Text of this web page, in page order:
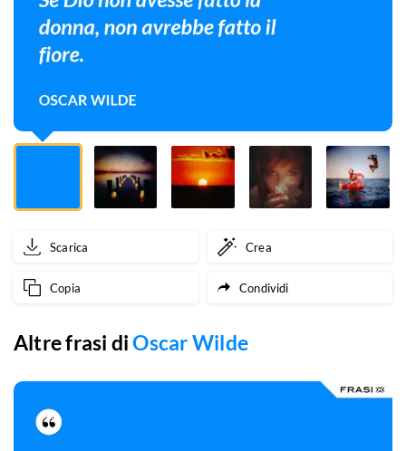
non
avrebbe
fatto
il
Scarica Crea
Copia Condividi
Altre frasi diOscar Wilde